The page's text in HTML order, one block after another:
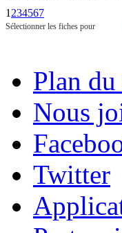
1 234567
Sélectionner les fiches pour
Plan du
Nous
Twitter